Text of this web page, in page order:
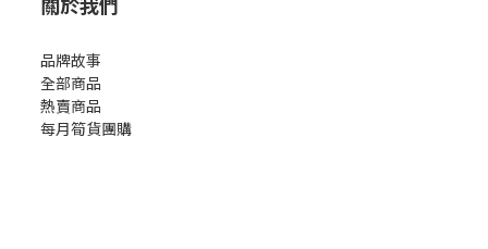
品牌故事
全部商品
熱賣商品
每月筍貨團購